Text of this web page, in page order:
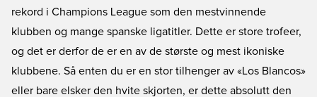
rekord i Champions League som den mestvinnende
klubben og mange spanske ligatitler. Dette er store trofeer,
og det er derfor de er en av de største og mest ikoniske
klubbene. Så enten du er en stor tilhenger av «Los Blancos»
eller bare elsker den hvite skjorten, er dette absolutt den